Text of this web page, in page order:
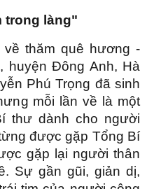
trong làng"
về thăm quê hương -
huyện Đông Anh, Hà
Phú Trọng đã sinh
mỗi lần về là một
thư dành cho người
được gặp Tổng Bí
gặp lại người thân
Sự gần gũi, giản dị,